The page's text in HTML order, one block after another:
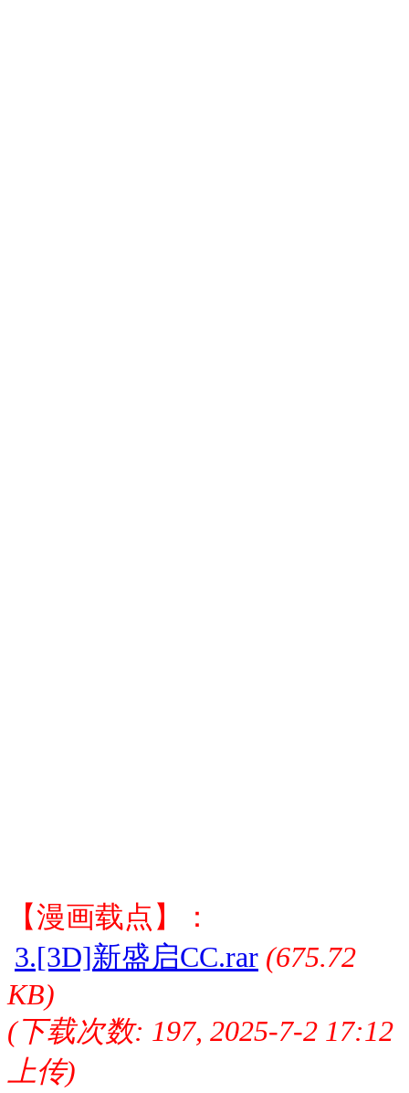
【漫画载点】：
3.[3D]新盛启CC.rar (675.72
KB)
(下载次数: 197, 2025-7-2 17:12
上传)